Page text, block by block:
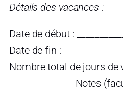
Détails des vacances :
Date de début :
Date de fin :
Nombre total de jours de
______________ Notes